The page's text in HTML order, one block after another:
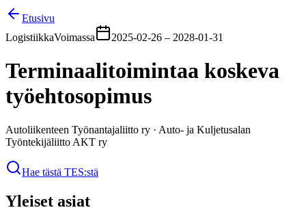
Etusivu
LogistiikkaVoimassa 2025-02-26 – 2028-01-31
Terminaalitoimintaa koskeva
työehtosopimus
Autoliikenteen Työnantajaliitto ry · Auto- ja Kuljetusalan
Työntekijäliitto AKT ry
Hae tästä TES:stä
Yleiset asiat